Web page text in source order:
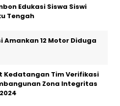
Edukasi Siswa Siswi
Tengah
Amankan 12 Motor Diduga
Kedatangan Tim Verifikasi
Zona Integritas